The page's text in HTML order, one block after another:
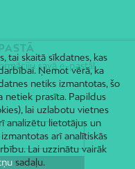
savā e-pastā!
tai skaitā sīkdatnes, kas
Ņemot vērā, ka
netiks izmantotas, šo
netiek prasīta. Papildus
lai uzlabotu vietnes
analizētu lietotājus un
arī analītiskās
Lai uzzinātu vairāk
sadaļu.